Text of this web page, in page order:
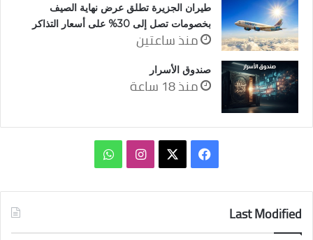
طيران الجزيرة تطلق عرض نهاية الصيف
بخصومات تصل إلى 30% على أسعار التذاكر
منذ ساعتين
صندوق الأسرار
منذ 18 ساعة
فيسبوك انستقرامواتساب
Last Modified